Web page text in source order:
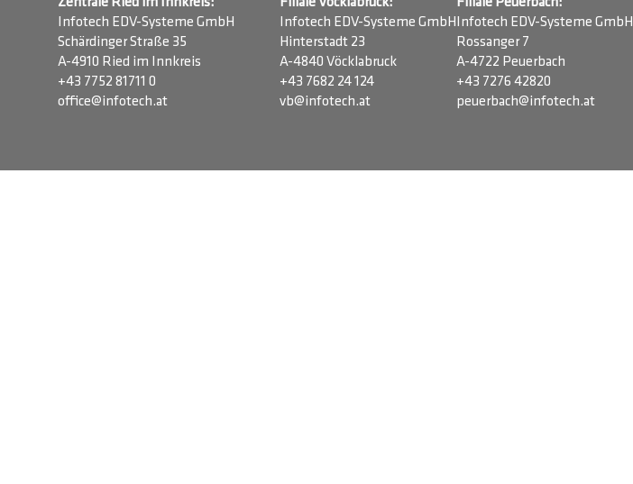
Zentrale Ried im Innkreis:
Infotech EDV-Systeme GmbH
Schärdinger Straße 35
A-4910 Ried im Innkreis
+43 7752 81711 0
office@infotech.at
Filiale Vöcklabruck:
Infotech EDV-Systeme GmbH
Hinterstadt 23
A-4840 Vöcklabruck
+43 7682 24 124
vb@infotech.at
Filiale Peuerbach:
Infotech EDV-Systeme GmbH
Rossanger 7
A-4722 Peuerbach
+43 7276 42820
peuerbach@infotech.at